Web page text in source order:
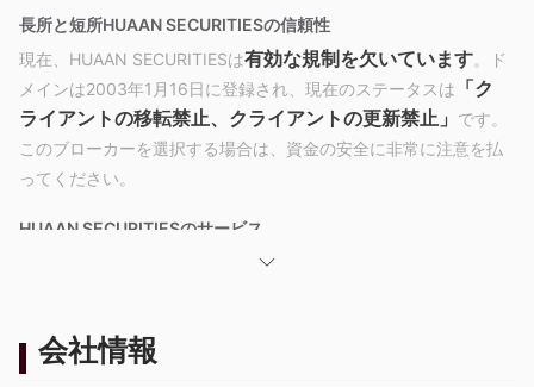
長所と短所HUAAN SECURITIESの信頼性
現在、HUAAN SECURITIESは有効な規制を欠いています。ド
メインは2003年1月16日に登録され、現在のステータスは 「ク
ライアントの移転禁止、クライアントの更新禁止」 です。
このブローカーを選択する場合は、資金の安全に非常に注意を払
ってください。
HUAAN SECURITIESのサービス
ウェルスマネジメント、投資銀
ビスをクライアントに提供しています。
会社情報